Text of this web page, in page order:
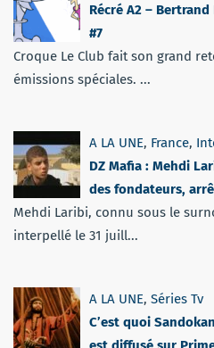
Récré A2 –
#7
Croque Le Club fait son grand
émissions spéciales. ...
A LA UNE, France,
DZ Mafia : Mehdi
des fondateurs,
Mehdi Laribi, connu sous le
interpellé le 31 juill...
A LA UNE, Séries Tv
C’est quoi